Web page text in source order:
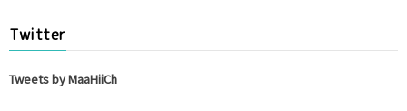
Twitter
Tweets by MaaHiiCh